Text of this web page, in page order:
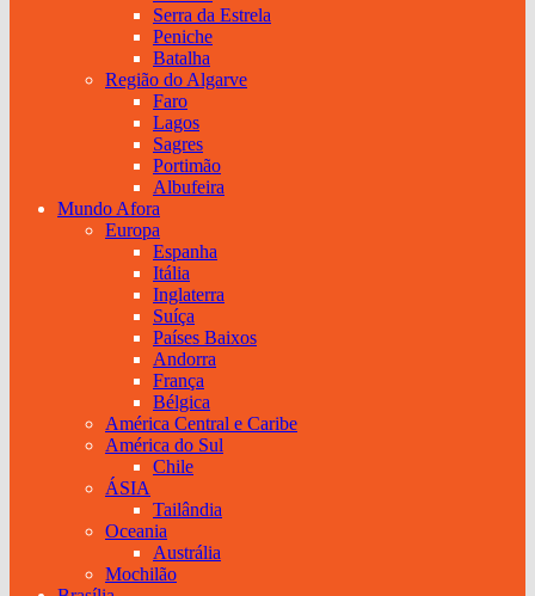
Serra da Estrela
Peniche
Batalha
Região do Algarve
Faro
Lagos
Sagres
Portimão
Albufeira
Mundo Afora
Europa
Espanha
Itália
Inglaterra
Suíça
Países Baixos
Andorra
França
Bélgica
América Central e Caribe
América do Sul
Chile
ÁSIA
Tailândia
Oceania
Austrália
Mochilão